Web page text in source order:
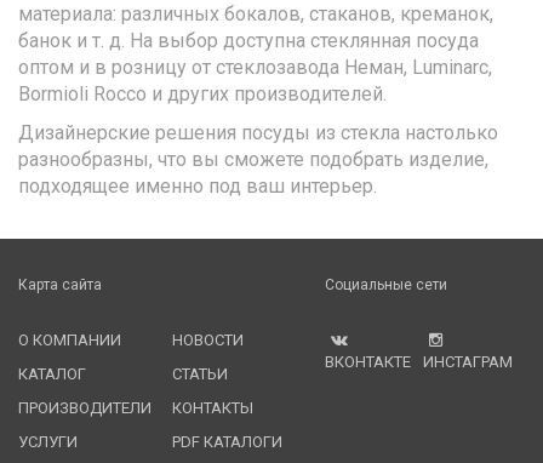
материала: различных бокалов, стаканов, креманок,
банок и т. д. На выбор доступна стеклянная посуда
оптом и в розницу от стеклозавода Неман, Luminarc,
Bormioli Rocco и других производителей.
Дизайнерские решения посуды из стекла настолько
разнообразны, что вы сможете подобрать изделие,
подходящее именно под ваш интерьер.
Карта сайта
О КОМПАНИИ
КАТАЛОГ
ПРОИЗВОДИТЕЛИ
УСЛУГИ
НОВОСТИ
СТАТЬИ
КОНТАКТЫ
PDF КАТАЛОГИ
Социальные сети
ВКОНТАКТЕ ИНСТАГРАМ